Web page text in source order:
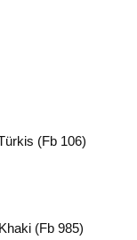
(Fb 106)
(Fb 985)